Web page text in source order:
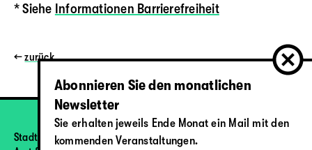
* Siehe Informationen Barrierefreiheit
←zurück
Stadt Bern
Abonnieren Sie den monatlichen
Newsletter
Sie erhalten jeweils Ende Monat ein Mail mit den
kommenden Veranstaltungen.